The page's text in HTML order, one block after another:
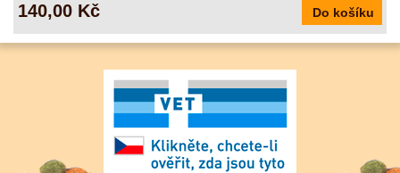
140,00 Kč